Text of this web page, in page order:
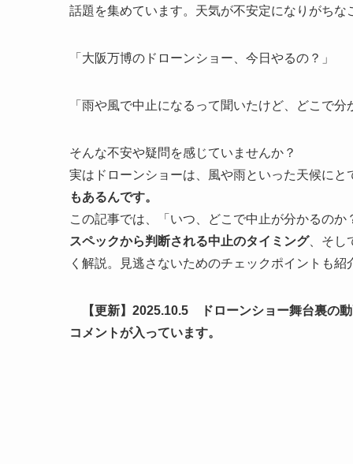
話題を集めています。天気が不安定になりがちな
「大阪万博のドローンショー、今日やるの？」
「雨や風で中止になるって聞いたけど、どこで分
そんな不安や疑問を感じていませんか？
実はドローンショーは、風や雨といった天候にと
もあるんです。
この記事では、「いつ、どこで中止が分かるのか
スペックから判断される中止のタイミング、そし
く解説。見逃さないためのチェックポイントも紹
【更新】2025.10.5 ドローンショー舞台裏の
コメントが入っています。